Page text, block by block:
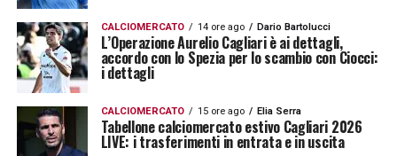
CALCIOMERCATO 14 ore ago Dario Bartolucci
L’Operazione Aurelio Cagliari è ai dettagli,
accordo con lo Spezia per lo scambio con Ciocci:
i dettagli
CALCIOMERCATO 15 ore ago Elia Serra
Tabellone calciomercato estivo Cagliari 2026
LIVE: i trasferimenti in entrata e in uscita